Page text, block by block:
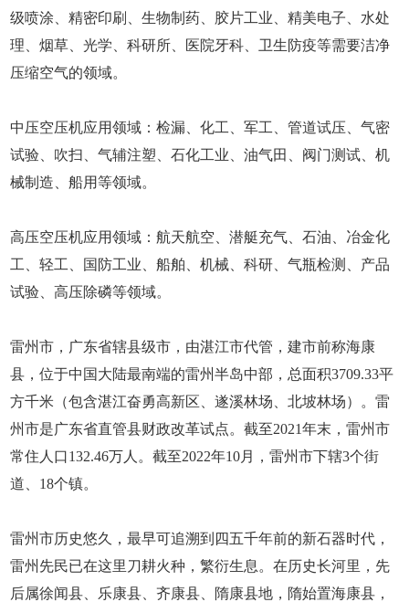
级喷涂、精密印刷、生物制药、胶片工业、精美电子、水处
理、烟草、光学、科研所、医院牙科、卫生防疫等需要洁净
压缩空气的领域。
中压空压机应用领域：检漏、化工、军工、管道试压、气密
试验、吹扫、气辅注塑、石化工业、油气田、阀门测试、机
械制造、船用等领域。
高压空压机应用领域：航天航空、潜艇充气、石油、冶金化
工、轻工、国防工业、船舶、机械、科研、气瓶检测、产品
试验、高压除磷等领域。
雷州市，广东省辖县级市，由湛江市代管，建市前称海康
县，位于中国大陆最南端的雷州半岛中部，总面积3709.33平
方千米（包含湛江奋勇高新区、遂溪林场、北坡林场）。雷
州市是广东省直管县财政改革试点。截至2021年末，雷州市
常住人口132.46万人。截至2022年10月，雷州市下辖3个街
道、18个镇。
雷州市历史悠久，最早可追溯到四五千年前的新石器时代，
雷州先民已在这里刀耕火种，繁衍生息。在历史长河里，先
后属徐闻县、乐康县、齐康县、隋康县地，隋始置海康县，